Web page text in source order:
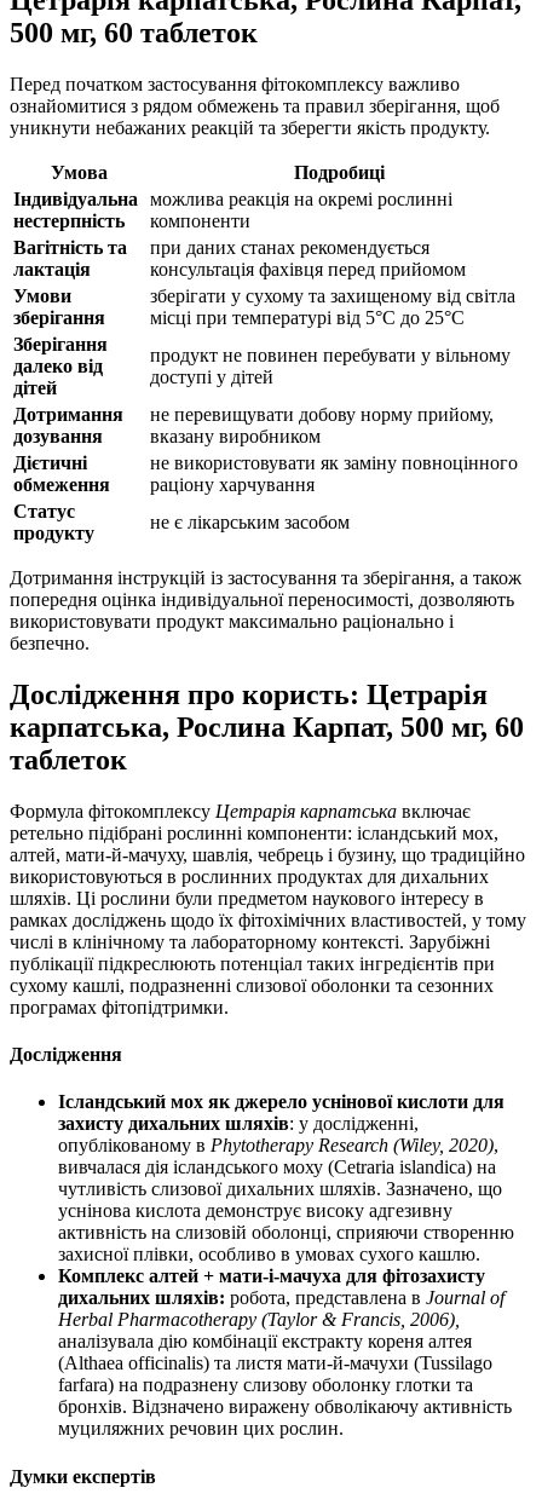
500 мг, 60 таблеток
Перед початком застосування фітокомплексу важливо
ознайомитися з рядом обмежень та правил зберігання, щоб
уникнути небажаних реакцій та зберегти якість продукту.
Умова
Подробиці
Індивідуальна
нестерпність
можлива реакція на окремі рослинні
компоненти
Вагітність та
лактація
при даних станах рекомендується
консультація фахівця перед прийомом
Умови
зберігання
зберігати у сухому та захищеному від світла
місці при температурі від 5°С до 25°С
Зберігання
далеко від
дітей
продукт не повинен перебувати у вільному
доступі у дітей
Дотримання
дозування
не перевищувати добову норму прийому,
вказану виробником
Дієтичні
обмеження
не використовувати як заміну повноцінного
раціону харчування
Статус
продукту
не є лікарським засобом
Дотримання інструкцій із застосування та зберігання, а також
попередня оцінка індивідуальної переносимості, дозволяють
використовувати продукт максимально раціонально і
безпечно.
Дослідження про користь: Цетрарія
карпатська, Рослина Карпат, 500 мг, 60
таблеток
Формула фітокомплексу Цетрарія карпатська включає
ретельно підібрані рослинні компоненти: ісландський мох,
алтей, мати-й-мачуху, шавлія, чебрець і бузину, що традиційно
використовуються в рослинних продуктах для дихальних
шляхів. Ці рослини були предметом наукового інтересу в
рамках досліджень щодо їх фітохімічних властивостей, у тому
числі в клінічному та лабораторному контексті. Зарубіжні
публікації підкреслюють потенціал таких інгредієнтів при
сухому кашлі, подразненні слизової оболонки та сезонних
програмах фітопідтримки.
Дослідження
Ісландський мох як джерело уснінової кислоти для
захисту дихальних шляхів: у дослідженні,
опублікованому в Phytotherapy Research (Wiley, 2020),
вивчалася дія ісландського моху (Cetraria islandica) на
чутливість слизової дихальних шляхів. Зазначено, що
уснінова кислота демонструє високу адгезивну
активність на слизовій оболонці, сприяючи створенню
захисної плівки, особливо в умовах сухого кашлю.
Комплекс алтей + мати-і-мачуха для фітозахисту
дихальних шляхів: робота, представлена в Journal of
Herbal Pharmacotherapy (Taylor & Francis, 2006)
аналізувала дію комбінації екстракту кореня алтея
(Althaea officinalis) та листя мати-й-мачухи (Tussilago
farfara) на подразнену слизову оболонку глотки та
бронхів. Відзначено виражену обволікаючу активність
муциляжних речовин цих рослин.
Думки експертів